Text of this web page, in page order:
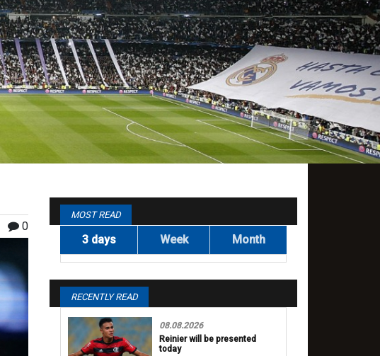
0
MOST READ
3 days Week Month
RECENTLY READ
08.08.2026
Reinier will be presented
today